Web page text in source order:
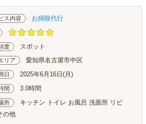
ス内容 お掃除代行
度 スポット
リア 愛知県名古屋市中区
日 2025年6月16日(月)
間 3.0時間
所
キッチン トイレ お風呂 洗面所 リビ
の他